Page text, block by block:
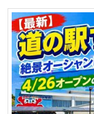
テ
ン
ツ
へ
移
ン
ツ
へ
移
動